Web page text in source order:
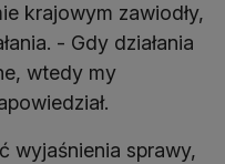
krajowym zawiodły,
- Gdy działania
wtedy my
wyjaśnienia sprawy,